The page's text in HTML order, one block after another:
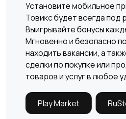
Строительные
пылесосы
Установите мобильное
Товикс будет всегда под
Выигрывайте бонусы
Мгновенно и безопасно
находить вакансии, а
сделки по покупке или
товаров и услуг в любое
Play Market